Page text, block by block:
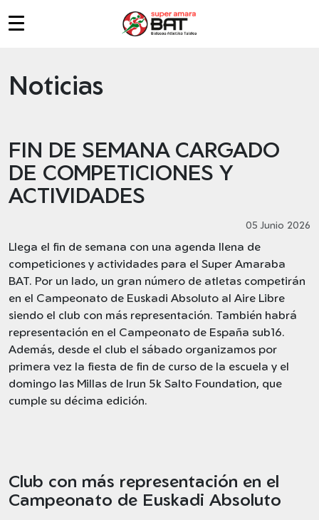
MENU_PRINCIPAL
Noticias
FIN DE SEMANA CARGADO
DE COMPETICIONES Y
ACTIVIDADES
05 Junio 2026
Llega el fin de semana con una agenda llena de
competiciones y actividades para el Super Amaraba
BAT. Por un lado, un gran número de atletas competirán
en el Campeonato de Euskadi Absoluto al Aire Libre
siendo el club con más representación. También habrá
representación en el Campeonato de España sub16.
Además, desde el club el sábado organizamos por
primera vez la fiesta de fin de curso de la escuela y el
domingo las Millas de Irun 5k Salto Foundation, que
cumple su décima edición.
Club con más representación en el
Campeonato de Euskadi Absoluto